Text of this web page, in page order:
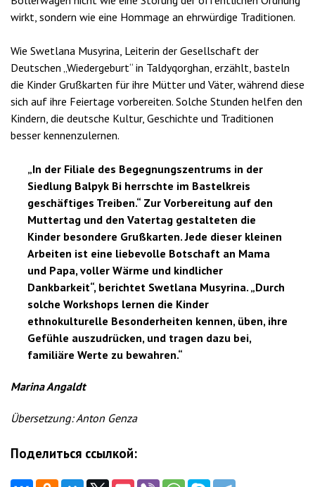
wirkt, sondern wie eine Hommage an ehrwürdige Traditionen.
Wie Swetlana Musyrina, Leiterin der Gesellschaft der
Deutschen „Wiedergeburt“ in Taldyqorghan, erzählt, basteln
die Kinder Grußkarten für ihre Mütter und Väter, während diese
sich auf ihre Feiertage vorbereiten. Solche Stunden helfen den
Kindern, die deutsche Kultur, Geschichte und Traditionen
besser kennenzulernen.
„In der Filiale des Begegnungszentrums in der
Siedlung Balpyk Bi herrschte im Bastelkreis
geschäftiges Treiben.“ Zur Vorbereitung auf den
Muttertag und den Vatertag gestalteten die
Kinder besondere Grußkarten. Jede dieser kleinen
Arbeiten ist eine liebevolle Botschaft an Mama
und Papa, voller Wärme und kindlicher
Dankbarkeit“, berichtet Swetlana Musyrina. „Durch
solche Workshops lernen die Kinder
ethnokulturelle Besonderheiten kennen, üben, ihre
Gefühle auszudrücken, und tragen dazu bei,
familiäre Werte zu bewahren.“
Marina Angaldt
Übersetzung: Anton Genza
Поделиться ссылкой: